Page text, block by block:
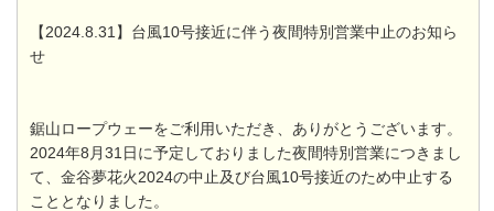
【2024.8.31】台風10号接近に伴う夜間特別営業中止のお知ら
せ
鋸山ロープウェーをご利用いただき、ありがとうございます。
2024年8月31日に予定しておりました夜間特別営業につきまし
て、金谷夢花火2024の中止及び台風10号接近のため中止する
こととなりました。